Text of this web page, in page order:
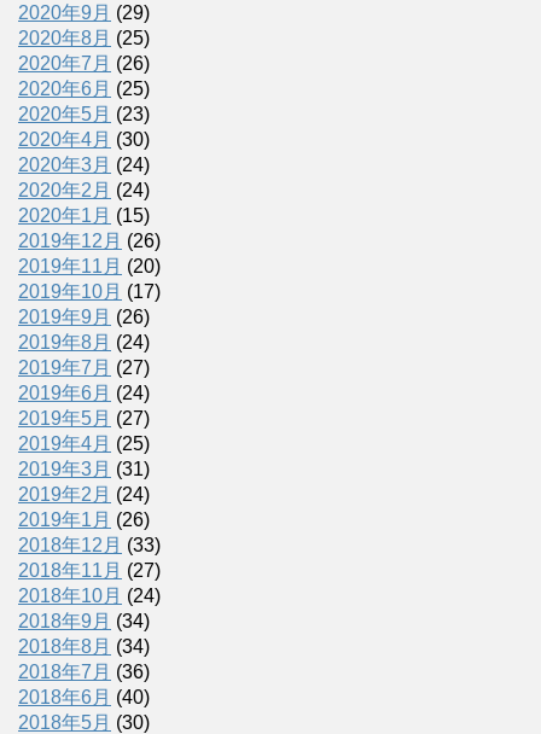
2020年9月 (29)
2020年8月 (25)
2020年7月 (26)
2020年6月 (25)
2020年5月 (23)
2020年4月 (30)
2020年3月 (24)
2020年2月 (24)
2020年1月 (15)
2019年12月 (26)
2019年11月 (20)
2019年10月 (17)
2019年9月 (26)
2019年8月 (24)
2019年7月 (27)
2019年6月 (24)
2019年5月 (27)
2019年4月 (25)
2019年3月 (31)
2019年2月 (24)
2019年1月 (26)
2018年12月 (33)
2018年11月 (27)
2018年10月 (24)
2018年9月 (34)
2018年8月 (34)
2018年7月 (36)
2018年6月 (40)
2018年5月 (30)